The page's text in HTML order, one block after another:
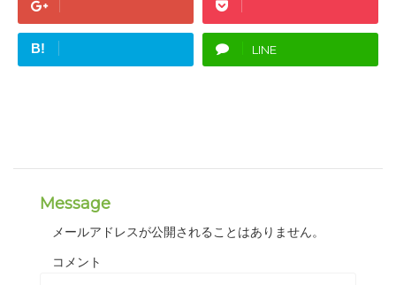
B! LINE
Message
メールアドレスが公開されることはありません。
コメント